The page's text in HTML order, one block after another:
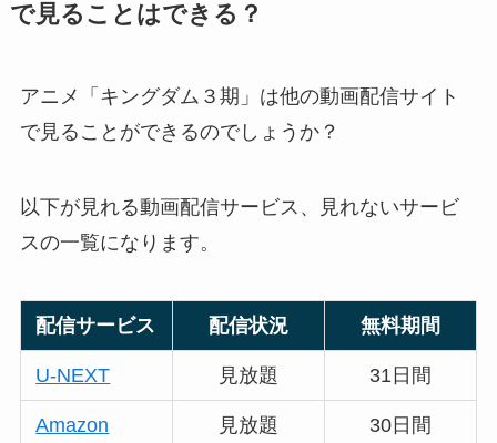
で見ることはできる？
アニメ「キングダム３期」は他の動画配信サイト
で見ることができるのでしょうか？
以下が見れる動画配信サービス、見れないサービ
スの一覧になります。
配信サービス 配信状況 無料期間
U-NEXT 見放題 31日間
Amazon
見放題 30日間